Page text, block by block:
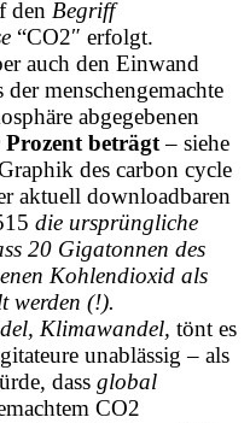
den Begriff
“CO2″ erfolgt.
auch den Einwand
der menschengemachte
abgegebenen
beträgt– siehe
des carbon cycle
aktuell downloadbaren
die ursprüngliche
20 Gigatonnen des
Kohlendioxid als
werden (!).
Klimawandel, tönt es
unablässig – als
dass global
CO2